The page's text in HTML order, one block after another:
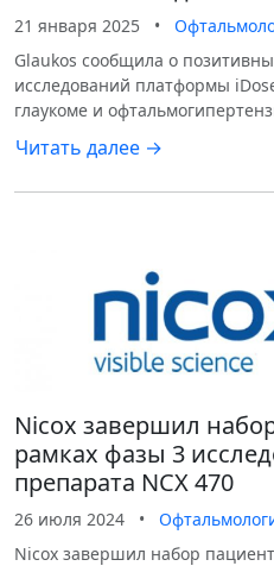
21 января 2025 •
Glaukos сообщила о
исследований платформы
глаукоме и
Читать далее →
Nicox завершил
рамках фазы 3
препарата NCX 470
26 июля 2024 •
Nicox завершил набор